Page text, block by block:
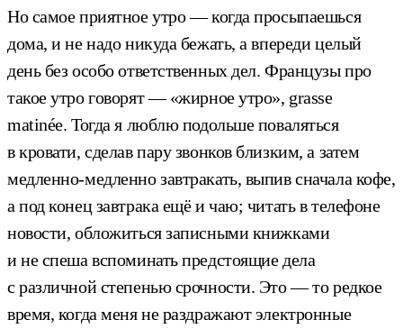
Но самое приятное утро — когда просыпаешься
дома, и не надо никуда бежать, а впереди целый
день без особо ответственных дел. Французы про
такое утро говорят — «жирное утро», grasse
matinée. Тогда я люблю подольше поваляться
в кровати, сделав пару звонков близким, а затем
медленно-медленно завтракать, выпив сначала кофе,
а под конец завтрака ещё и чаю; читать в телефоне
новости, обложиться записными книжками
и не спеша вспоминать предстоящие дела
с различной степенью срочности. Это — то редкое
время, когда меня не раздражают электронные